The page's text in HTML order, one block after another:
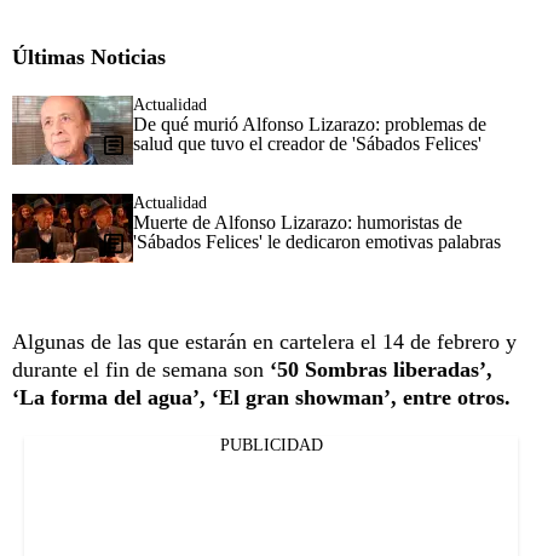
Últimas Noticias
Actualidad
De qué murió Alfonso Lizarazo: problemas de
salud que tuvo el creador de 'Sábados Felices'
Actualidad
Muerte de Alfonso Lizarazo: humoristas de
'Sábados Felices' le dedicaron emotivas palabras
Algunas de las que estarán en cartelera el 14 de febrero y
durante el fin de semana son ‘50 Sombras liberadas’,
‘La forma del agua’, ‘El gran showman’, entre otros.
PUBLICIDAD